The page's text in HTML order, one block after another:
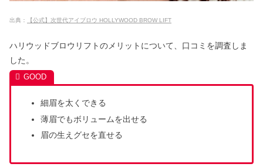
出典： 【公式】次世代アイブロウ HOLLYWOOD BROW LIFT
ハリウッドブロウリフトのメリットについて、口コミを調査しま
した。
細眉を太くできる
薄眉でもボリュームを出せる
眉の生えグセを直せる